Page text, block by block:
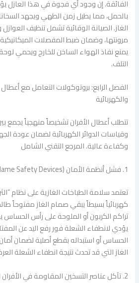
الفائقة. إن وجود أي فجوة في هذا العازل
بالحمل، مما يطيل زمن الطهي ويجهد
الغاز. الصيانة الوقائية تشمل تنظيف
مرونتها، وضمان ضبط المفصلات
يمنع نفاذ الهواء الساخن للخارج ويحمي
التلف.
الفصل الرابع: بروتوكولات التعامل مع أعطال
والكهربائية
تتطلب أعطال الأفران تشخيصاً منهجياً يجمع
وقياسات الدوائر الكهربائية لضمان عودة
وكفاءة عالية. المرجع التقني الشامل
1. فشل أنظمة الأمان (Flame Safety Devices)
تعتمد سلامة الطباخات الغازية على نظام
كهربائياً بسيطاً يبقي صمام الغاز مفتوحاً
تراكم الكربون أو الملوحة على رأس الحساس
يؤدي لانطفاء الشعلة فور رفع اليد عن
الحساس أو استبداله بقطع أصلية لضمان
الغاز التي قد تحدث نتيجة انطفاء الشعلة
2. تآكل عناصر التسخين المقاومة في الأفران الكهربائية